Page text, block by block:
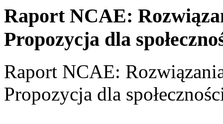
Raport NCAE:
Propozycja dla
Raport NCAE:
Propozycja dla